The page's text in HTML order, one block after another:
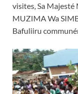
visites, Sa
MUZIMA Wa
Bafuliiru